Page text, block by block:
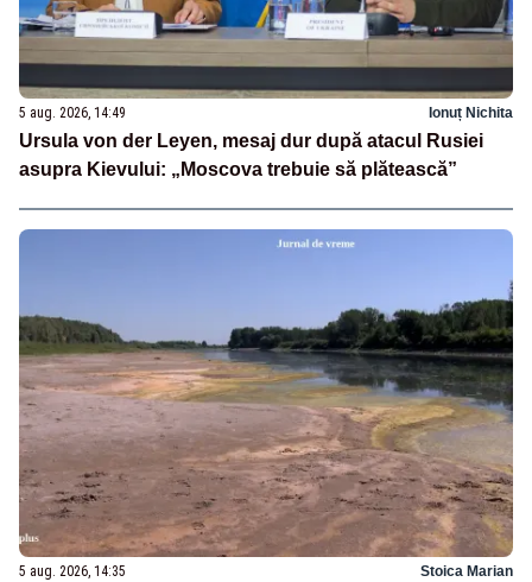
5 aug. 2026, 14:49 Ionuț Nichita
Ursula von der Leyen, mesaj dur după atacul Rusiei
asupra Kievului: „Moscova trebuie să plătească”
5 aug. 2026, 14:35 Stoica Marian